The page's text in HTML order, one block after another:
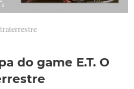
do game E.T. O